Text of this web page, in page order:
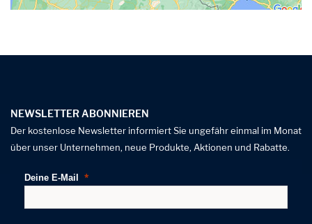
NEWSLETTER ABONNIEREN
Der kostenlose Newsletter informiert Sie ungefähr einmal im Monat
über unser Unternehmen, neue Produkte, Aktionen und Rabatte.
Deine E-Mail